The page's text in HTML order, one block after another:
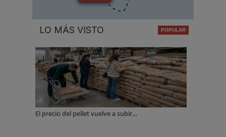
LO MÁS VISTO
El precio del pellet vuelve a subir…